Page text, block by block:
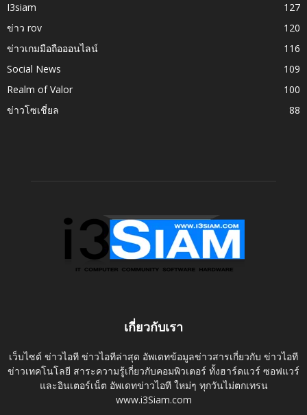
I3siam
127
ข่าว rov
120
ข่าวเกมมือถือออนไลน์
116
Social News
109
Realm of Valor
100
ข่าวโซเชี่ยล
88
เกี่ยวกับเรา
เว็บไซต์ ข่าวไอที ข่าวไอทีล่าสุด อัพเดทข้อมูลข่าวสารเกี่ยวกับ ข่าวไอที
ข่าวเทคโนโลยี สาระความรู้เกี่ยวกับคอมพิวเตอร์ ทั้งฮาร์ดแวร์ ซอฟแวร์
และอินเตอร์เน็ต อัพเดทข่าวไอที ใหม่ๆ ทุกวันไม่ตกเทรน
www.i3Siam.com